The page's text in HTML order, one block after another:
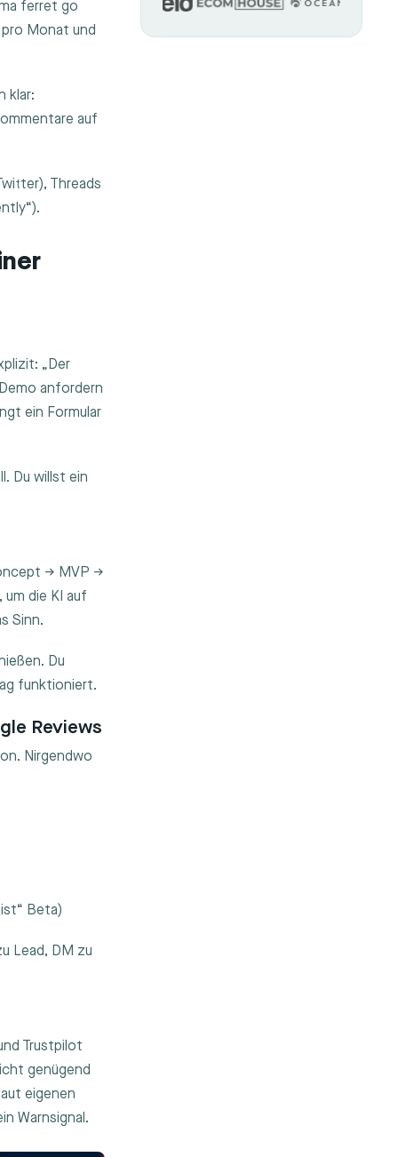
ferret go
Monat und
klar:
auf
Threads
„Der
anfordern
ein Formular
Du willst ein
→ MVP →
die KI auf
Sinn.
Du
funktioniert.
Reviews
Nirgendwo
Beta)
Lead, DM zu
Trustpilot
genügend
eigenen
Warnsignal.